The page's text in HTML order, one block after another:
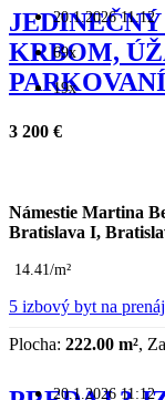
20.1.2026 11:12
69x
19x
KRBOM,
3 200 €
Námestie Martina
Bratislava I,
14.41/m²
5 izbový byt na
Plocha: 222.00 m²,
20.1.2026 11:12